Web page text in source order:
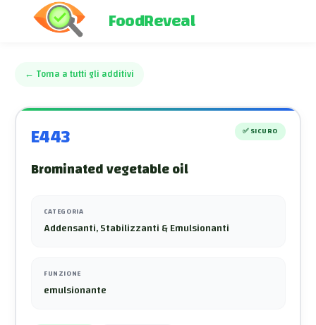
FoodReveal
← Torna a tutti gli additivi
E443 ✅SICURO
Brominated vegetable oil
CATEGORIA
Addensanti, Stabilizzanti & Emulsionanti
FUNZIONE
emulsionante